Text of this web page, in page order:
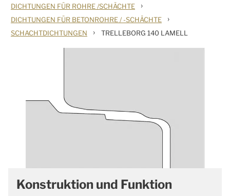
DICHTUNGEN FÜR ROHRE /SCHÄCHTE ›
DICHTUNGEN FÜR BETONROHRE / -SCHÄCHTE ›
SCHACHTDICHTUNGEN › TRELLEBORG 140 LAMELL
Konstruktion und Funktion